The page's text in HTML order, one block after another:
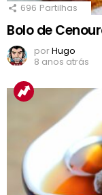
696 Partilhas
Bolo de
porHugo
8 anos atrás